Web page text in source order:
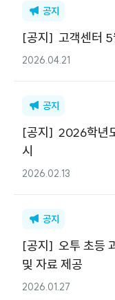
공지
[공지] 고객센터
2026.04.21
공지
[공지] 2026학년
시 ​
2026.02.13
공지
[공지] 오투 초등
및 자료 제공
2026.01.27